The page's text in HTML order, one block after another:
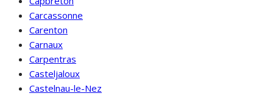
Carcassonne
Carenton
Carnaux
Carpentras
Casteljaloux
Castelnau-le-Nez